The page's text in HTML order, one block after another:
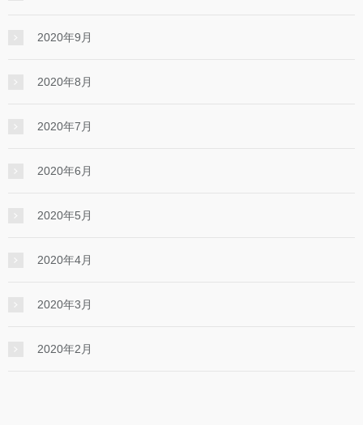
2020年9月
2020年8月
2020年7月
2020年6月
2020年5月
2020年4月
2020年3月
2020年2月